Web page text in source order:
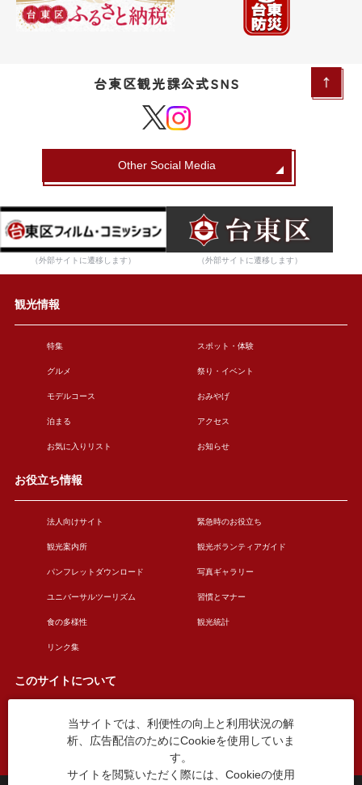
台東区観光課公式SNS
Other Social Media
（外部サイトに遷移します） （外部サイトに遷移します）
観光情報
特集 スポット・体験
グルメ 祭り・イベント
モデルコース おみやげ
泊まる アクセス
お気に入りリスト お知らせ
お役立ち情報
法人向けサイト 緊急時のお役立ち
観光案内所 観光ボランティアガイド
パンフレットダウンロード 写真ギャラリー
ユニバーサルツーリズム 習慣とマナー
食の多様性 観光統計
リンク集
このサイトについて
このサイトについて 広告掲載について
お問い合わせ
当サイトでは、利便性の向上と利用状況の解
析、広告配信のためにCookieを使用していま
す。
サイトを閲覧いただく際には、Cookieの使用